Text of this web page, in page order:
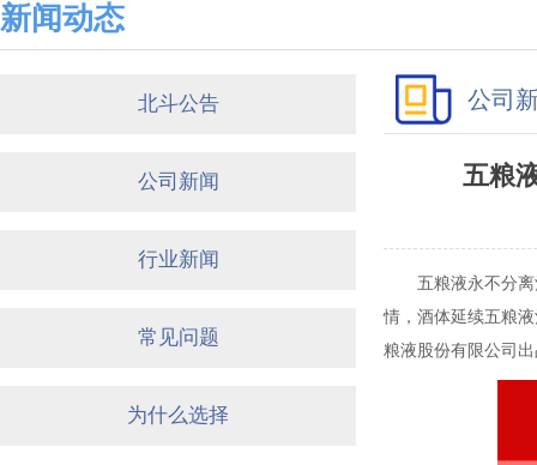
新闻动态
北斗公告
公司新闻
行业新闻
常见问题
为什么选择
公司
五粮
五粮液永不分
情，酒体延续五粮
粮液股份有限公司